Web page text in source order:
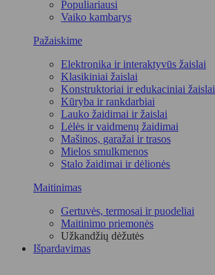
Populiariausi
Vaiko kambarys
Pažaiskime
Elektronika ir interaktyvūs žaislai
Klasikiniai žaislai
Konstruktoriai ir edukaciniai žaislai
Kūryba ir rankdarbiai
Lauko žaidimai ir žaislai
Lėlės ir vaidmenų žaidimai
Mašinos, garažai ir trasos
Mielos smulkmenos
Stalo žaidimai ir dėlionės
Maitinimas
Gertuvės, termosai ir puodeliai
Maitinimo priemonės
Užkandžių dėžutės
Išpardavimas